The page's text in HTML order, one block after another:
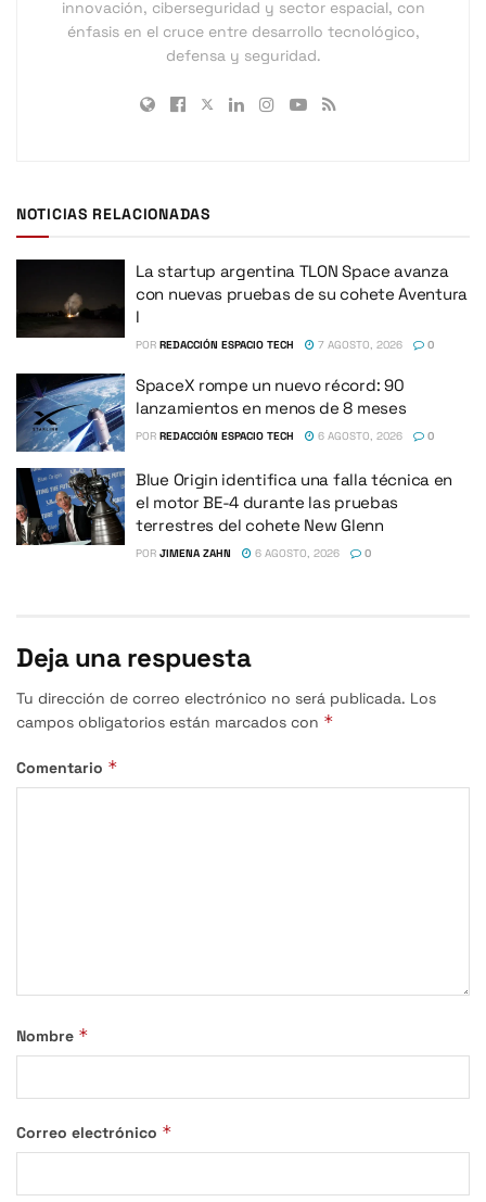
innovación, ciberseguridad y sector espacial, con
énfasis en el cruce entre desarrollo tecnológico,
defensa y seguridad.
NOTICIAS RELACIONADAS
La startup argentina TLON Space avanza
con nuevas pruebas de su cohete Aventura
I
POR REDACCIÓN ESPACIO TECH 7 AGOSTO, 2026 0
SpaceX rompe un nuevo récord: 90
lanzamientos en menos de 8 meses
POR REDACCIÓN ESPACIO TECH 6 AGOSTO, 2026 0
Blue Origin identifica una falla técnica en
el motor BE-4 durante las pruebas
terrestres del cohete New Glenn
POR JIMENA ZAHN 6 AGOSTO, 2026 0
Deja una respuesta
Tu dirección de correo electrónico no será publicada. Los
campos obligatorios están marcados con *
Comentario *
Nombre *
Correo electrónico *